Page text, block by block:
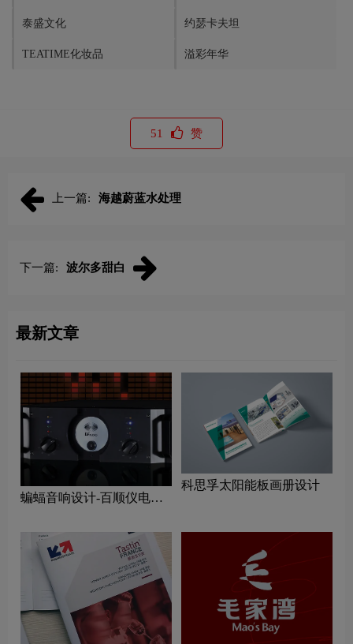
泰盛文化 约瑟卡夫坦
TEATIME化妆品 溢彩年华
51 赞
上一篇: 海越蔚蓝水处理
下一篇: 波尔多甜白
最新文章
蝙蝠音响设计-百顺仪电子
科思孚太阳能板画册设计